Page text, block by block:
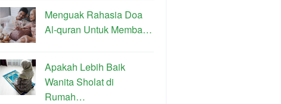
Menguak Rahasia Doa
Al-quran Untuk Memba…
Apakah Lebih Baik
Wanita Sholat di
Rumah…